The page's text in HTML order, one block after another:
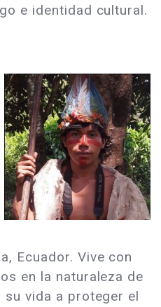
e identidad cultural.
Ecuador. Vive con
en la naturaleza de
su vida a proteger el